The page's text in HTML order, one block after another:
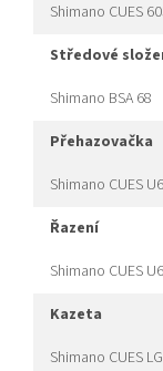
Shimano CUES
středové
Shimano BSA 68
přehazovačka
Shimano CUES
řazení
Shimano CUES
kazeta
Shimano CUES